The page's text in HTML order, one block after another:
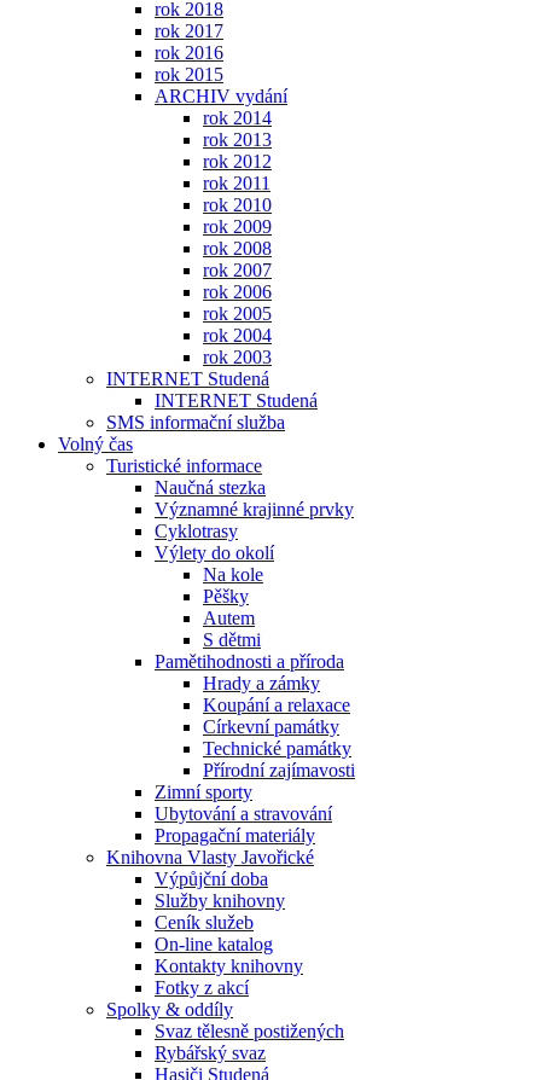
rok 2018
rok 2017
rok 2016
rok 2015
ARCHIV vydání
rok 2014
rok 2013
rok 2012
rok 2011
rok 2010
rok 2009
rok 2008
rok 2007
rok 2006
rok 2005
rok 2004
rok 2003
INTERNET Studená
INTERNET Studená
SMS informační služba
Volný čas
Turistické informace
Naučná stezka
Významné krajinné prvky
Cyklotrasy
Výlety do okolí
Na kole
Pěšky
Autem
S dětmi
Pamětihodnosti a příroda
Hrady a zámky
Koupání a relaxace
Církevní památky
Technické památky
Přírodní zajímavosti
Zimní sporty
Ubytování a stravování
Propagační materiály
Knihovna Vlasty Javořické
Výpůjční doba
Služby knihovny
Ceník služeb
On-line katalog
Kontakty knihovny
Fotky z akcí
Spolky & oddíly
Svaz tělesně postižených
Rybářský svaz
Hasiči Studená